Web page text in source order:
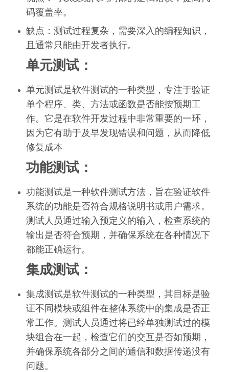
码覆盖率。
缺点：测试过程复杂，需要深入的编程知识，
且通常只能由开发者执行。
单元测试：
单元测试是软件测试的一种类型，专注于验证
单个程序、类、方法或函数是否能按预期工
作。它是在软件开发过程中非常重要的一环，
因为它有助于及早发现错误和问题，从而降低
修复成本
功能测试：
功能测试是一种软件测试方法，旨在验证软件
系统的功能是否符合规格说明书或用户需求。
测试人员通过输入预定义的输入，检查系统的
输出是否符合预期，并确保系统在各种情况下
都能正确运行。
集成测试：
集成测试是软件测试的一种类型，其目标是验
证不同模块或组件在整体系统中的集成是否正
常工作。测试人员通过将已经单独测试过的模
块组合在一起，检查它们的交互是否如预期，
并确保系统各部分之间的通信和数据传递没有
问题。